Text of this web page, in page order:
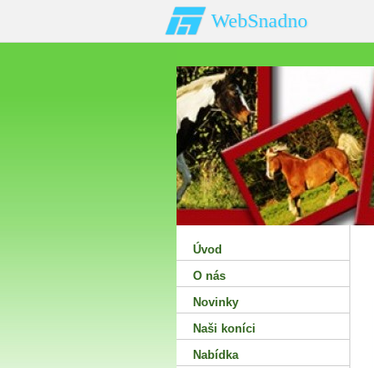
WebSnadno
Úvod
O nás
Novinky
Naši koníci
Nabídka